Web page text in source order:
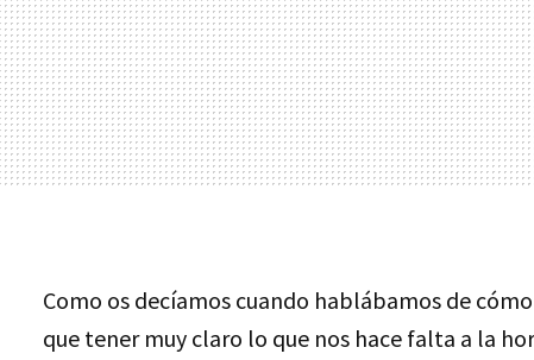
Como os decíamos cuando hablábamos de
que tener muy claro lo que nos hace falta a la